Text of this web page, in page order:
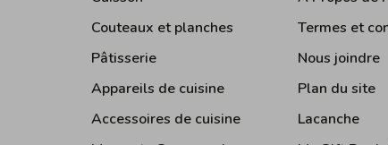
Couteaux et planches
Pâtisserie
Appareils de cuisine
Accessoires de cuisine
Termes et
Nous joindre
Plan du site
Lacanche